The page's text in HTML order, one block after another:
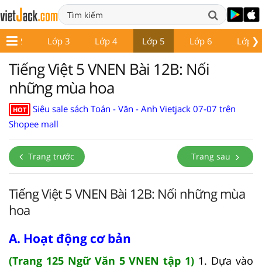
❯
Lớp 2 Lớp 3 Lớp 4 Lớp 5 Lớp 6 Lớp 7
Tiếng Việt 5 VNEN Bài 12B: Nối
những mùa hoa
HOT
Siêu sale sách Toán - Văn - Anh Vietjack 07-07 trên
Shopee mall
Trang trước Trang sau
Tiếng Việt 5 VNEN Bài 12B: Nối những mùa
hoa
A. Hoạt động cơ bản
(Trang 125 Ngữ Văn 5 VNEN tập 1) 1. Dựa vào